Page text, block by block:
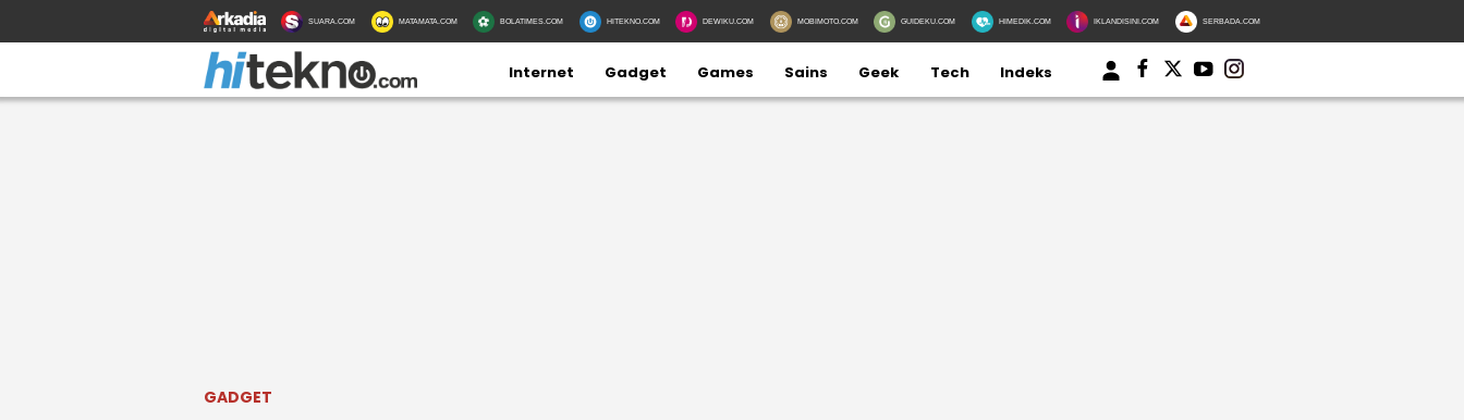
SUARA.COM MATAMATA.COM BOLATIMES.COM HITEKNO.COM DEWIKU.COM MOBIMOTO.COM GUIDEKU.COM HIMEDIK.COM IKLANDISINI.COM SERBADA.COM
Internet Gadget Games Sains Geek Tech Indeks
GADGET